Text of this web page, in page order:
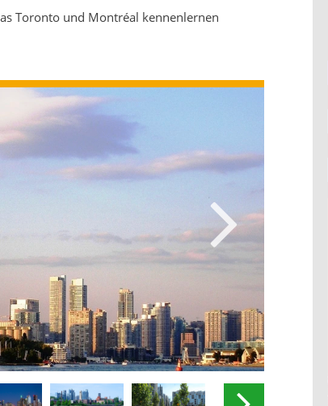
Toronto und Montréal kennenlernen